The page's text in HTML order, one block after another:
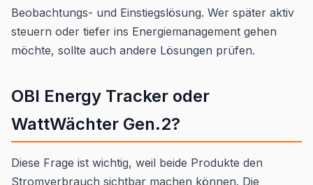
Beobachtungs- und Einstiegslösung. Wer später aktiv
steuern oder tiefer ins Energiemanagement gehen
möchte, sollte auch andere Lösungen prüfen.
OBI Energy Tracker oder
WattWächter Gen.2?
Diese Frage ist wichtig, weil beide Produkte den
Stromverbrauch sichtbar machen können. Die